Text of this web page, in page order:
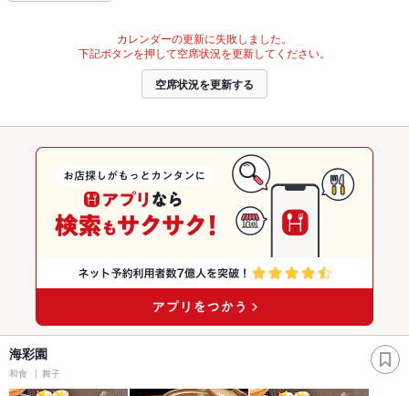
カレンダーの更新に失敗しました。
下記ボタンを押して空席状況を更新してください。
空席状況を更新する
海彩園
和食 舞子